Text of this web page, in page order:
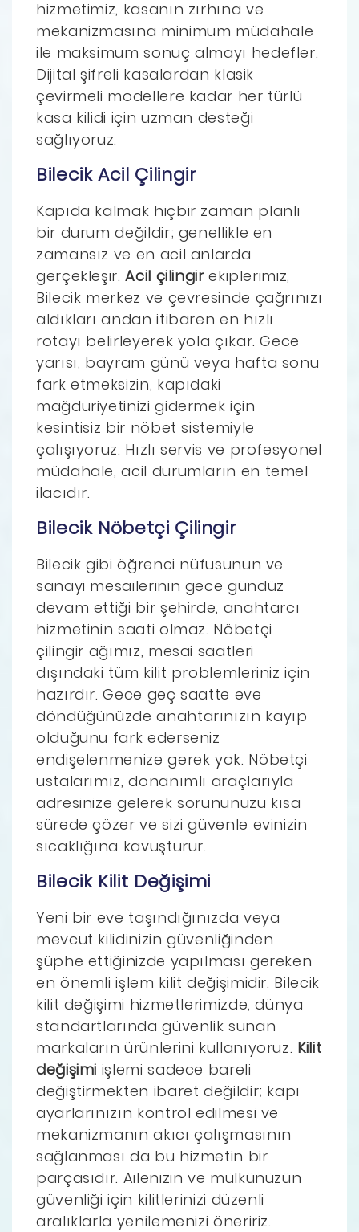
hizmetimiz, kasanın zırhına ve
mekanizmasına minimum müdahale
ile maksimum sonuç almayı hedefler.
Dijital şifreli kasalardan klasik
çevirmeli modellere kadar her türlü
kasa kilidi için uzman desteği
sağlıyoruz.
Bilecik Acil Çilingir
Kapıda kalmak hiçbir zaman planlı
bir durum değildir; genellikle en
zamansız ve en acil anlarda
gerçekleşir.Acil çilingirekiplerimiz,
Bilecik merkez ve çevresinde çağrınızı
aldıkları andan itibaren en hızlı
rotayı belirleyerek yola çıkar. Gece
yarısı, bayram günü veya hafta sonu
fark etmeksizin, kapıdaki
mağduriyetinizi gidermek için
kesintisiz bir nöbet sistemiyle
çalışıyoruz. Hızlı servis ve profesyonel
müdahale, acil durumların en temel
ilacıdır.
Bilecik Nöbetçi Çilingir
Bilecik gibi öğrenci nüfusunun ve
sanayi mesailerinin gece gündüz
devam ettiği bir şehirde, anahtarcı
hizmetinin saati olmaz. Nöbetçi
çilingir ağımız, mesai saatleri
dışındaki tüm kilit problemleriniz için
hazırdır. Gece geç saatte eve
döndüğünüzde anahtarınızın kayıp
olduğunu fark ederseniz
endişelenmenize gerek yok. Nöbetçi
ustalarımız, donanımlı araçlarıyla
adresinize gelerek sorununuzu kısa
sürede çözer ve sizi güvenle evinizin
sıcaklığına kavuşturur.
Bilecik Kilit Değişimi
Yeni bir eve taşındığınızda veya
mevcut kilidinizin güvenliğinden
şüphe ettiğinizde yapılması gereken
en önemli işlem kilit değişimidir. Bilecik
kilit değişimi hizmetlerimizde, dünya
standartlarında güvenlik sunan
markaların ürünlerini kullanıyoruz. Kilit
değişimi işlemi sadece bareli
değiştirmekten ibaret değildir; kapı
ayarlarınızın kontrol edilmesi ve
mekanizmanın akıcı çalışmasının
sağlanması da bu hizmetin bir
parçasıdır. Ailenizin ve mülkünüzün
güvenliği için kilitlerinizi düzenli
aralıklarla yenilemenizi öneririz.